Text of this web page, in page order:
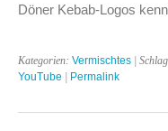
Döner Kebab-Logos
Kategorien: Vermischtes |
YouTube | Permalink